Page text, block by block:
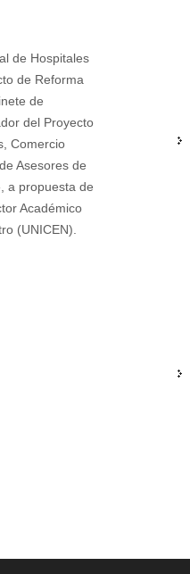
de Hospitales
de Reforma
de
del Proyecto
Comercio
Asesores de
a propuesta de
Académico
(UNICEN).